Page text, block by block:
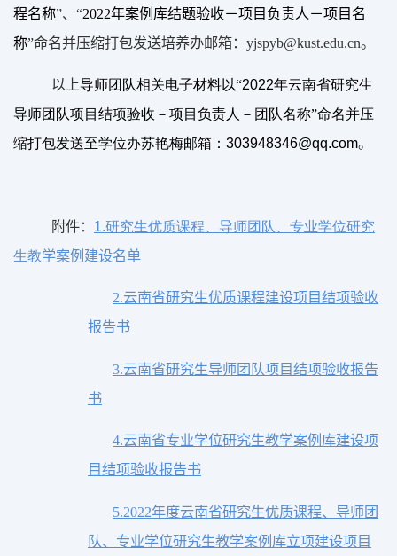
程名称”、“2022年案例库结题验收－项目负责人－项目名
称”命名并压缩打包发送培养办邮箱： yjspyb@kust.edu.cn。
以上导师团队相关电子材料以“2022年云南省研究生
导师团队项目结项验收－项目负责人－团队名称”命名并压
缩打包发送至学位办苏艳梅邮箱： 303948346@qq.com。
附件： 1.研究生优质课程、导师团队、专业学位研究
生教学案例建设名单
2.云南省研究生优质课程建设项目结项验收
报告书
3.云南省研究生导师团队项目结项验收报告
书
4.云南省专业学位研究生教学案例库建设项
目结项验收报告书
5.2022年度云南省研究生优质课程、导师团
队、专业学位研究生教学案例库立项建设项目